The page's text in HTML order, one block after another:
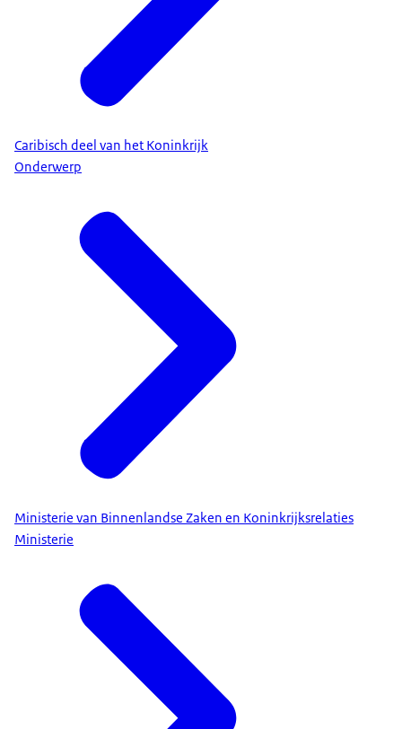
Caribisch deel van het Koninkrijk
Onderwerp
Ministerie van Binnenlandse Zaken en Koninkrijksrelaties
Ministerie